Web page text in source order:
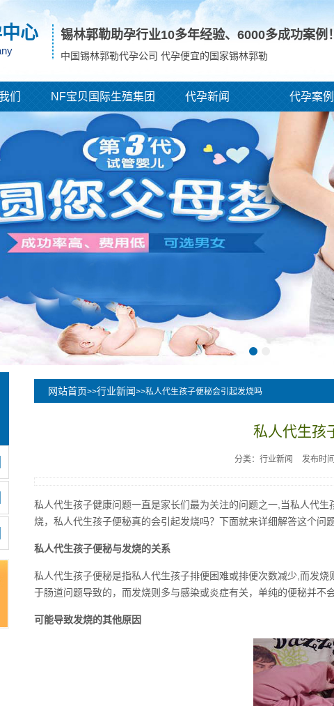
心 锡林郭勒助孕行业10多年经验、 6000多成功案例！
中国锡林郭勒代孕公司 代孕便宜的国家锡林郭勒
们 NF宝贝国际生殖集团 代孕新闻 代孕案例
网站首页>>行业新闻>>私人代生孩子便秘会引起发烧吗
私人代生孩
分类：行业新闻 发布时
私人代生孩子健康问题一直是家长们最为关注的问题之一,当私人代
烧，私人代生孩子便秘真的会引起发烧吗？下面就来详细解答这个问题
私人代生孩子便秘与发烧的关系
私人代生孩子便秘是指私人代生孩子排便困难或排便次数减少,而发
于肠道问题导致的，而发烧则多与感染或炎症有关，单纯的便秘并不
可能导致发烧的其他原因